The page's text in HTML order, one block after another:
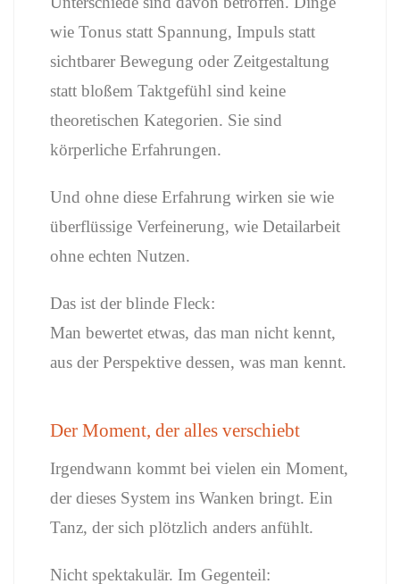
wie Tonus statt Spannung, Impuls statt
sichtbarer Bewegung oder Zeitgestaltung
statt bloßem Taktgefühl sind keine
theoretischen Kategorien. Sie sind
körperliche Erfahrungen.
Und ohne diese Erfahrung wirken sie wie
überflüssige Verfeinerung, wie Detailarbeit
ohne echten Nutzen.
Das ist der blinde Fleck:
Man bewertet etwas, das man nicht kennt,
aus der Perspektive dessen, was man kennt.
Der Moment, der alles verschiebt
Irgendwann kommt bei vielen ein Moment,
der dieses System ins Wanken bringt. Ein
Tanz, der sich plötzlich anders anfühlt.
Nicht spektakulär. Im Gegenteil: